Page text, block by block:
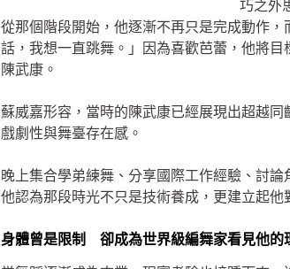
巧之外
從那個階段開始，他逐漸不再只是完成動作
話，我想一直跳舞。」因為喜歡芭蕾，他將
陳武康。
蘇威嘉形容，當時的陳武康已經展現出超越
戲劇性與舞臺存在感。
晚上集合學弟練舞、分享國際工作經驗、討
他認為那段時光不只是技術養成，更建立起他
身體曾是限制 卻成為世界級編舞家看見他的